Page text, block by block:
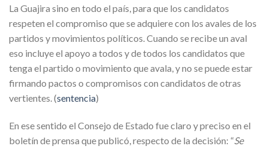
La Guajira sino en todo el país, para que los candidatos
respeten el compromiso que se adquiere con los avales de los
partidos y movimientos políticos. Cuando se recibe un aval
eso incluye el apoyo a todos y de todos los candidatos que
tenga el partido o movimiento que avala, y no se puede estar
firmando pactos o compromisos con candidatos de otras
vertientes. (sentencia)
En ese sentido el Consejo de Estado fue claro y preciso en el
boletín de prensa que publicó, respecto de la decisión: “Se